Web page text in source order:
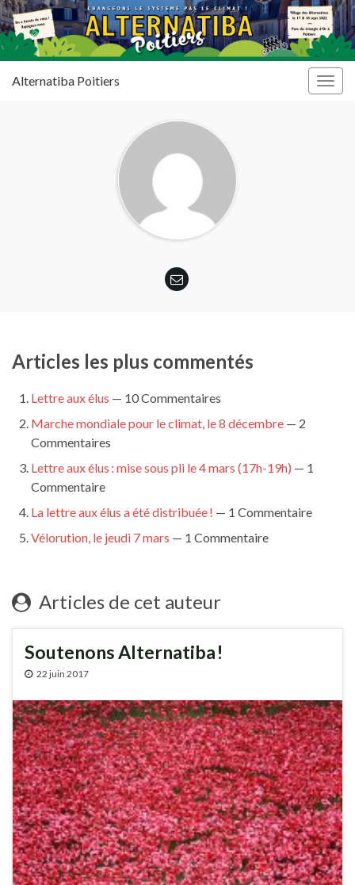
Alternatiba Poitiers
Articles les plus commentés
Lettre aux élus — 10 Commentaires
Marche mondiale pour le climat, le 8 décembre — 2
Commentaires
Lettre aux élus : mise sous pli le 4 mars (17h-19h) — 1
Commentaire
La lettre aux élus a été distribuée ! — 1 Commentaire
Vélorution, le jeudi 7 mars — 1 Commentaire
Articles de cet auteur
Soutenons Alternatiba !
22 juin 2017